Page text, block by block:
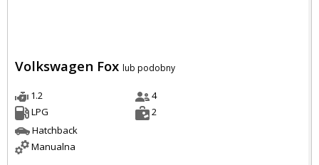
Volkswagen Fox lub podobny
1.2
LPG
Hatchback
Manualna
4
2